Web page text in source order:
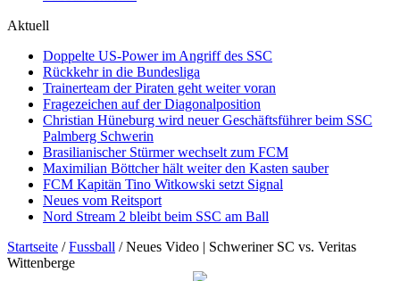
Aktuell
Doppelte US-Power im Angriff des SSC
Rückkehr in die Bundesliga
Trainerteam der Piraten geht weiter voran
Fragezeichen auf der Diagonalposition
Christian Hüneburg wird neuer Geschäftsführer beim SSC
Palmberg Schwerin
Brasilianischer Stürmer wechselt zum FCM
Maximilian Böttcher hält weiter den Kasten sauber
FCM Kapitän Tino Witkowski setzt Signal
Neues vom Reitsport
Nord Stream 2 bleibt beim SSC am Ball
Startseite / Fussball / Neues Video | Schweriner SC vs. Veritas
Wittenberge